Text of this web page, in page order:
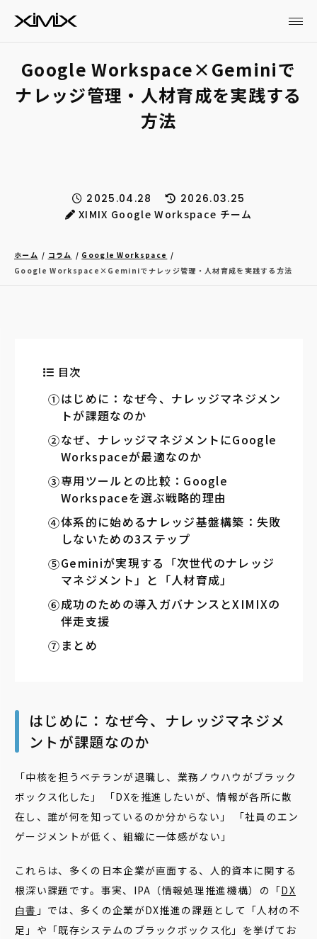
Google Workspace×Geminiで
ナレッジ管理・人材育成を実践する
方法
2025.04.28
2026.03.25
XIMIX Google Workspace チーム
ホーム コラム
Google Workspace
Google Workspace×Geminiでナレッジ管理・人材育成を実践する方法
目次
はじめに：なぜ今、ナレッジマネジメン
トが課題なのか
なぜ、ナレッジマネジメントにGoogle
Workspaceが最適なのか
専用ツールとの比較：Google
Workspaceを選ぶ戦略的理由
体系的に始めるナレッジ基盤構築：失敗
しないための3ステップ
Geminiが実現する「次世代のナレッジ
マネジメント」と「人材育成」
成功のための導入ガバナンスとXIMIXの
伴走支援
まとめ
はじめに：なぜ今、ナレッジマネジメ
ントが課題なのか
「中核を担うベテランが退職し、業務ノウハウがブラック
ボックス化した」 「DXを推進したいが、情報が各所に散
在し、誰が何を知っているのか分からない」 「社員のエン
ゲージメントが低く、組織に一体感がない」
これらは、多くの日本企業が直面する、人的資本に関する
根深い課題です。事実、IPA（情報処理推進機構）の「DX
白書 」では、多くの企業がDX推進の課題として「人材の不
足」や「既存システムのブラックボックス化」を挙げてお